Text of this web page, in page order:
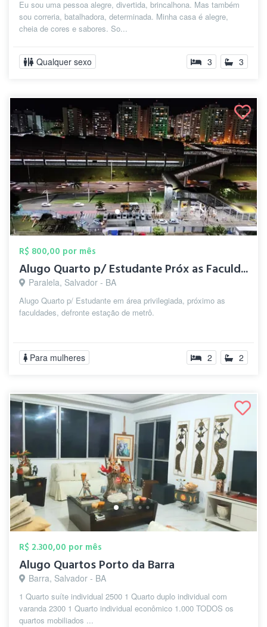
Eu sou uma pessoa alegre, divertida, brincalhona. Mas também
sou correria, batalhadora, determinada. Minha casa é alegre,
cheia de cores e sabores. So...
Qualquer sexo 3 3
R$ 800,00 por mês
Alugo Quarto p/ Estudante Próx as Faculd...
Paralela, Salvador - BA
Alugo Quarto p/ Estudante em área privilegiada, próximo as
faculdades, defronte estação de metrô.
Para mulheres 2 2
R$ 2.300,00 por mês
Alugo Quartos Porto da Barra
Barra, Salvador - BA
1 Quarto suíte individual 2500 1 Quarto duplo individual com
varanda 2300 1 Quarto individual econômico 1.000 TODOS os
quartos mobiliados ...